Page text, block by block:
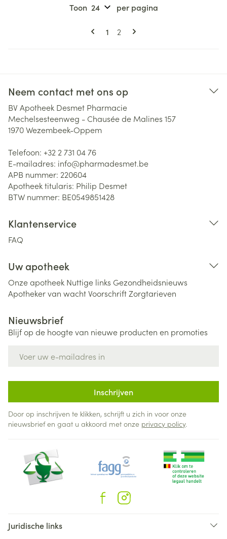
Pagina's
U lees momenteel pagina
1 Pagina
2
Toon per pagina
Neem contact met ons op
BV Apotheek Desmet Pharmacie
Mechelsesteenweg - Chausée de Malines 157
1970Wezembeek-Oppem
Telefoon: +32 2 731 04 76
E-mailadres: info@pharmadesmet.be
APB nummer: 220604
Apotheek titularis: Philip Desmet
BTW nummer: BE0549851428
Klantenservice
FAQ
Uw apotheek
Onze apotheek Nuttige links Gezondheidsnieuws
Apotheker van wachtVoorschriftZorgtarieven
Nieuwsbrief
Blijf op de hoogte van nieuwe producten en promoties
Inschrijven
Door op inschrijven te klikken, schrijft u zich in voor onze
nieuwsbrief en gaat u akkoord met onze privacy policy.
Juridische links